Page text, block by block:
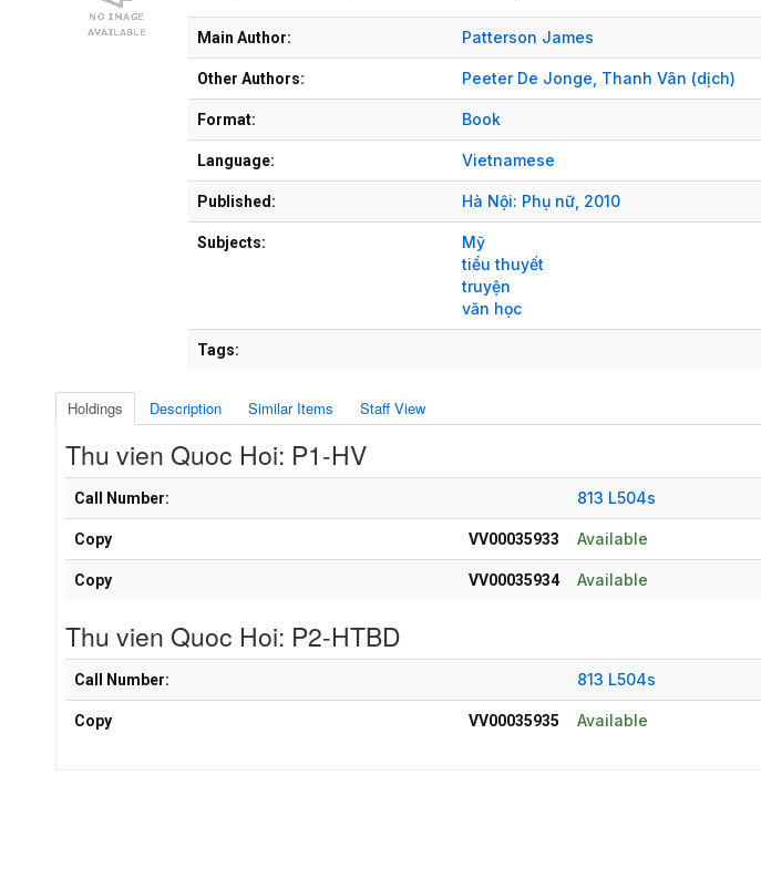
Main Author: Patterson James
Other Authors: Peeter De Jonge Thanh Vân (dịch)
Format: Book
Language: Vietnamese
Published: Hà Nội: Phụ nữ, 2010
Subjects:
Mỹ
tiểu thuyết
truyện
văn học
Tags:
Holdings Description Similar Items Staff View
Thu vien Quoc Hoi: P1-HV
Call Number: 813 L504s
Copy VV00035933 Available
Copy VV00035934 Available
Thu vien Quoc Hoi: P2-HTBD
Call Number: 813 L504s
Copy VV00035935 Available